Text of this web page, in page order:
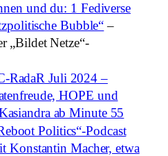
und du: 1 Fediverse
Bubble“ –
„Bildet Netze“-
RadaR Juli 2024 –
HOPE und
ab Minute 55
Politics“-Podcast
Konstantin Macher, etwa